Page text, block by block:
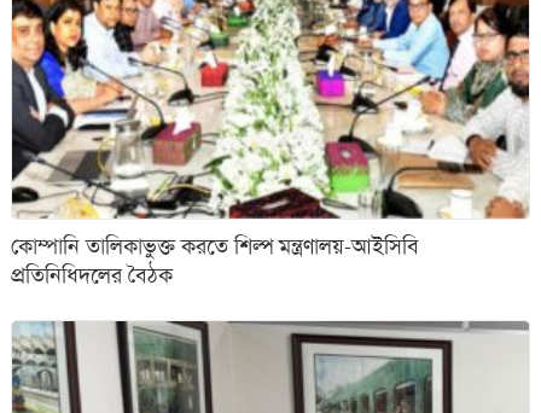
কোম্পানি তালিকাভুক্ত করতে শিল্প মন্ত্রণালয়-আইসিবি
প্রতিনিধিদলের বৈঠক